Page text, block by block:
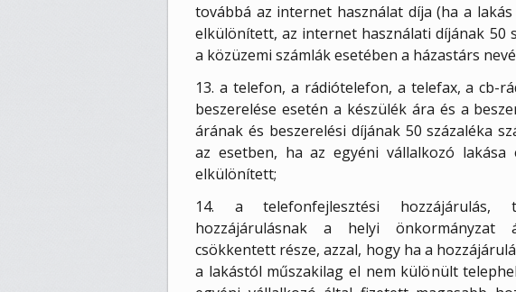
továbbá az internet használat díja (ha a
elkülönített, az internet használati díjának 50
a közüzemi számlák esetében a házastárs
13. a telefon, a rádiótelefon, a telefax, a cb-
beszerelése esetén a készülék ára és a
árának és beszerelési díjának 50 százaléka
az esetben, ha az egyéni vállalkozó lakása
elkülönített;
14. a telefonfejlesztési hozzájárulás,
hozzájárulásnak a helyi önkormányzat
csökkentett része, azzal, hogy ha a
a lakástól műszakilag el nem különült